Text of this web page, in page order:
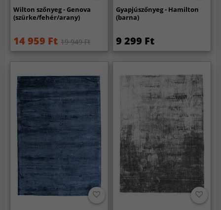
Wilton szőnyeg - Genova
(szürke/fehér/arany)
14 959 Ft 19 949 Ft
Gyapjúszőnyeg - Hamilton
(barna)
9 299 Ft